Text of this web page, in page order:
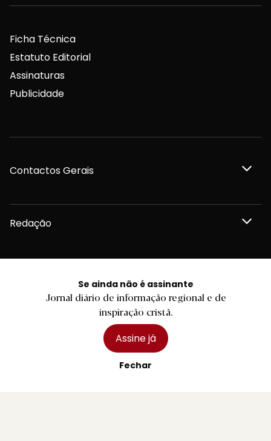
Se ainda não é assinante
Jornal diário de informação regional e de
inspiração cristã.
Assine já
Fechar
Ficha Técnica
Estatuto Editorial
Assinaturas
Publicidade
Contactos Gerais
Redação